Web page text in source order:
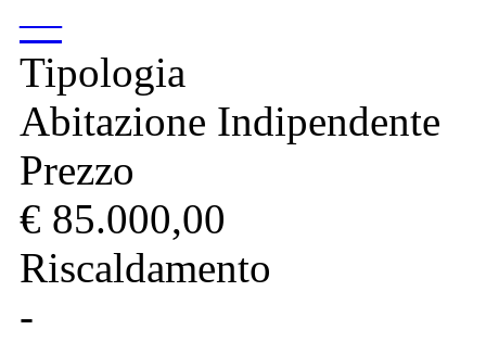
—
Tipologia
Abitazione Indipendente
Prezzo
€ 85.000,00
Riscaldamento
-